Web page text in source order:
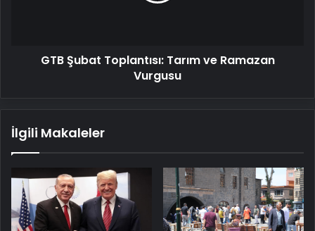
GTB Şubat Toplantısı: Tarım ve Ramazan
Vurgusu
İlgili Makaleler